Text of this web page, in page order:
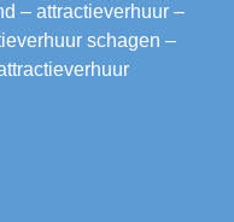
– attractieverhuur –
schagen –